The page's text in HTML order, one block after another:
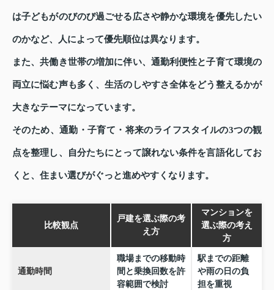
は子どもがのびのび過ごせる広さや静かな環境を優先したい
のかなど、人によって優先順位は異なります。
また、共働き世帯の増加に伴い、通勤利便性と子育て環境の
両立に悩む声も多く、生活のしやすさ全体をどう整えるかが
大きなテーマになっています。
そのため、通勤・子育て・将来のライフスタイルの3つの観
点を整理し、自分たちにとって譲れない条件を言語化してお
くと、住まい選びがぐっと進めやすくなります。
比較観点
戸建を選ぶ際の考
え方
マンションを
選ぶ際の考え
方
通勤時間
職場までの移動時
間と乗換回数を許
容範囲で検討
駅までの距離
や雨の日の負
担を重視